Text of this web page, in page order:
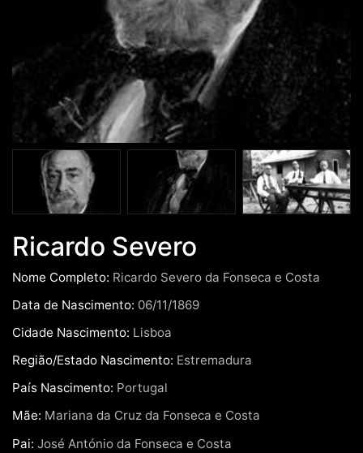
Ricardo Severo
Nome Completo: Ricardo Severo da Fonseca e Costa
Data de Nascimento: 06/11/1869
Cidade Nascimento: Lisboa
Região/Estado Nascimento: Estremadura
País Nascimento: Portugal
Mãe: Mariana da Cruz da Fonseca e Costa
Pai: José António da Fonseca e Costa